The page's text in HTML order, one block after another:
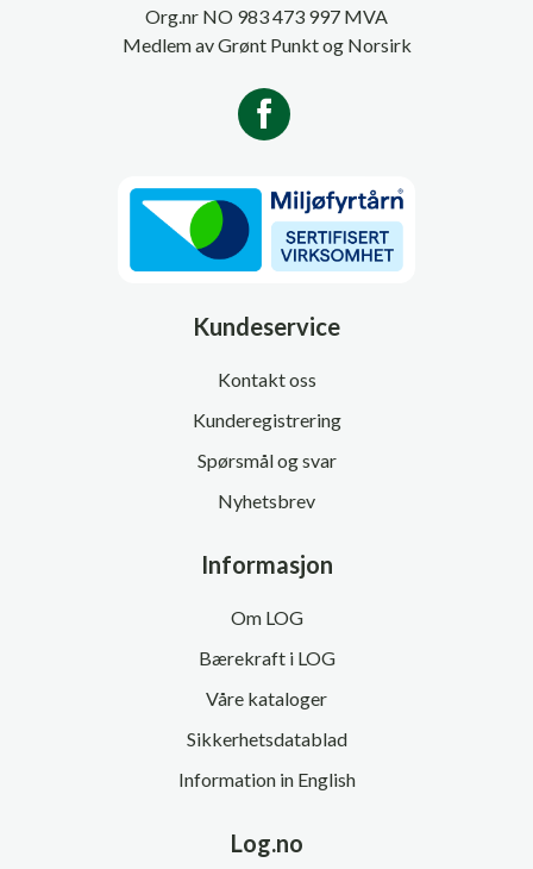
Org.nr NO 983 473 997 MVA
Medlem av Grønt Punkt og Norsirk
Kundeservice
Kontakt oss
Kunderegistrering
Spørsmål og svar
Nyhetsbrev
Informasjon
Om LOG
Bærekraft i LOG
Våre kataloger
Sikkerhetsdatablad
Information in English
Log.no